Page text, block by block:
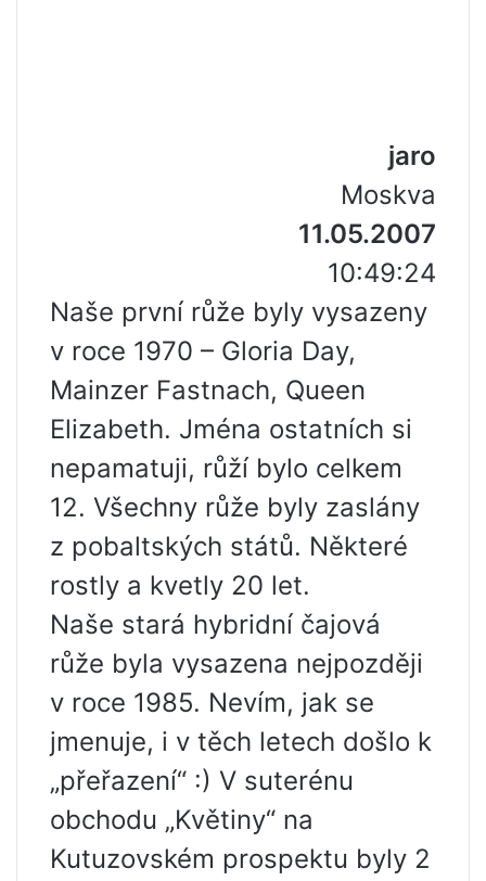
jaro
Moskva
11.05.2007
10:49:24
Naše první růže byly vysazeny
v roce 1970 – Gloria Day,
Mainzer Fastnach, Queen
Elizabeth. Jména ostatních si
nepamatuji, růží bylo celkem
12. Všechny růže byly zaslány
z pobaltských států. Některé
rostly a kvetly 20 let.
Naše stará hybridní čajová
růže byla vysazena nejpozději
v roce 1985. Nevím, jak se
jmenuje, i v těch letech došlo k
„přeřazení“ :) V suterénu
obchodu „Květiny“ na
Kutuzovském prospektu byly 2